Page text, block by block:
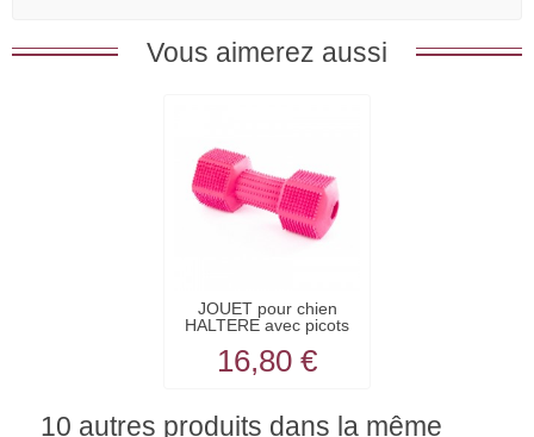
Vous aimerez aussi
JOUET pour chien
HALTERE avec picots
16,80 €
10 autres produits dans la même